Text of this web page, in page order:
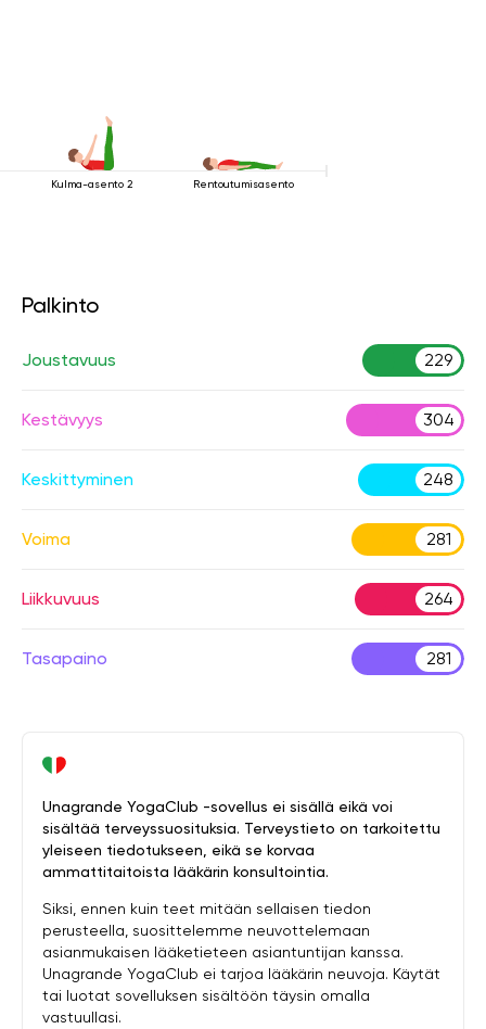
Kulma-asento 2 Rentoutumisasento
Palkinto
Joustavuus 229
Kestävyys 304
Keskittyminen 248
Voima 281
Liikkuvuus 264
Tasapaino 281
Unagrande YogaClub -sovellus ei sisällä eikä voi
sisältää terveyssuosituksia. Terveystieto on tarkoitettu
yleiseen tiedotukseen, eikä se korvaa
ammattitaitoista lääkärin konsultointia.
Siksi, ennen kuin teet mitään sellaisen tiedon
perusteella, suosittelemme neuvottelemaan
asianmukaisen lääketieteen asiantuntijan kanssa.
Unagrande YogaClub ei tarjoa lääkärin neuvoja. Käytät
tai luotat sovelluksen sisältöön täysin omalla
vastuullasi.